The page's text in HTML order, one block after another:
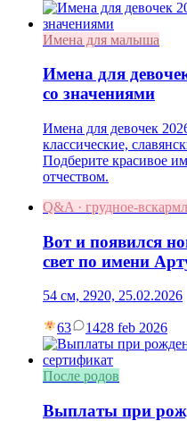
Имена для малыша
Имена для
со значениями
Имена для девочек
классические,
Подберите красивое
отчеством.
Q&A · грудное-
Вот и появился
свет по имени
54 см, 2920, 25.02.2026
63 1428 feb 2026
После родов
Выплаты при